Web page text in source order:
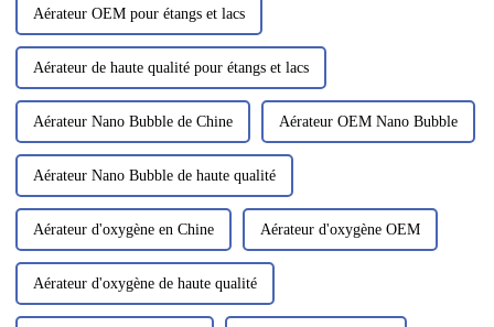
Aérateur OEM pour étangs et lacs
Aérateur de haute qualité pour étangs et lacs
Aérateur Nano Bubble de Chine Aérateur OEM Nano Bubble
Aérateur Nano Bubble de haute qualité
Aérateur d'oxygène en Chine Aérateur d'oxygène OEM
Aérateur d'oxygène de haute qualité